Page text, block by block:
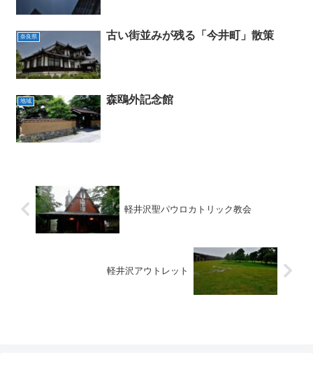
奈良県 古い街並みが残る「今井町」散策
地域 森鴎外記念館
軽井沢聖パウロカトリック教会
軽井沢アウトレット